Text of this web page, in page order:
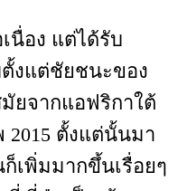
นื่อง แต่ได้รับ
งแต่ชัยชนะของ
ยจากแอฟริกาใต้
2015 ตั้งแต่นั้นมา
เพิ่มมากขึ้นเรื่อยๆ